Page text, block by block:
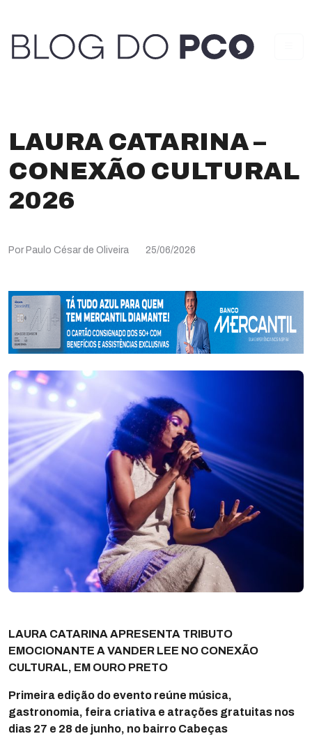
LAURA CATARINA –
CONEXÃO CULTURAL
2026
Por Paulo César de Oliveira 25/06/2026
LAURA CATARINA APRESENTA TRIBUTO
EMOCIONANTE A VANDER LEE NO CONEXÃO
CULTURAL, EM OURO PRETO
Primeira edição do evento reúne música,
gastronomia, feira criativa e atrações gratuitas nos
dias 27 e 28 de junho, no bairro Cabeças